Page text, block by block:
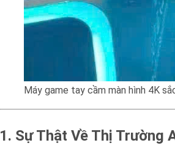
Máy game tay cầm màn hình 4K
1. Sự Thật Về Thị Trường